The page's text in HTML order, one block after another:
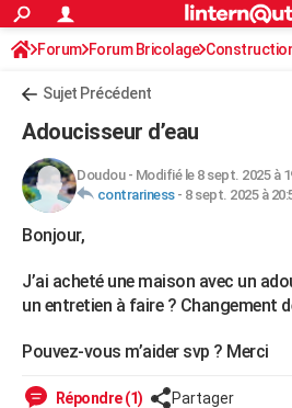
ACTUALITÉS
Politique
Société
Faits Divers
Education
Monde
Villes
+
FINANCE
Retraite
Impôts
Epargne
Immobilier
Risques naturels par ville
Banque
Assurance
Crédit
AUTO
Essais
Réserver un essai
Citadines
Berlines
SUV
Forum auto
+HIGH-TECH
Mobiles
Meilleur smartphone
Internet
Ordinateurs
Jeux vidéo
Guide high-tech
+
LIFESTYLE
S'inscrire
Connexion
Forum Forum Bricolage
Sujet Précédent
Adoucisseur d’eau
Doudou- Modifié le 8 sept. 2025 à
contrariness- 8 sept. 2025 à
Bonjour,
J’ai acheté une maison avec un
un entretien à faire ? Changement
Pouvez-vous m’aider svp ? Merci
Répondre (1) Partager